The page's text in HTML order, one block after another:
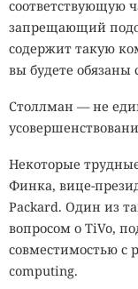
соответствующую
запрещающий
содержит такую
вы будете обязаны
Столлман — не
Некоторые
Финка, вице-
Packard. Один из
вопросом о TiVo,
совместимостью с
computing.